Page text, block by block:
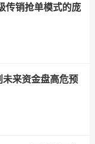
传销抢单模式的庞
来资金盘高危预